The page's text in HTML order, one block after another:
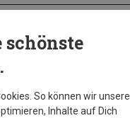
schönste
So können wir unsere
Inhalte auf Dich